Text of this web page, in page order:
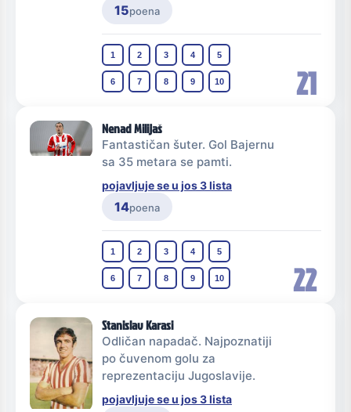
21
15poena
1 2 3 4 5
6 7 8 9 10
22
Nenad Milijaš
Fantastičan šuter. Gol Bajernu
sa 35 metara se pamti.
pojavljuje se u jos 3 lista
14poena
1 2 3 4 5
6 7 8 9 10
Stanislav Karasi
Odličan napadač. Najpoznatiji
po čuvenom golu za
reprezentaciju Jugoslavije.
pojavljuje se u jos 3 lista